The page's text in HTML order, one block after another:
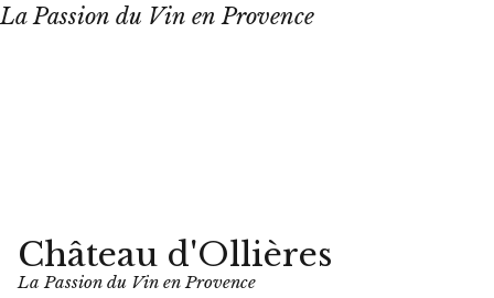
La Passion du Vin en Provence
Château d'Ollières
La Passion du Vin en Provence